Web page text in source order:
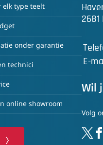
elk type teelt
onder garantie
technici
online showroom
2681
E-
Wil
Volg